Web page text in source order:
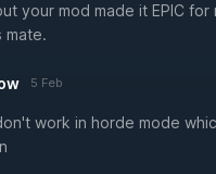
your mod made it EPIC for
mate.
5 Feb
work in horde mode